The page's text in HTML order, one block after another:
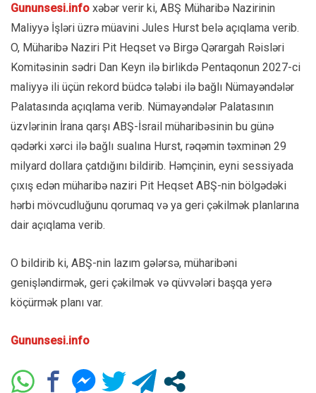
Gununsesi.info xəbər verir ki, ABŞ Müharibə Nazirinin
Maliyyə İşləri üzrə müavini Jules Hurst belə açıqlama verib.
O, Müharibə Naziri Pit Heqset və Birgə Qərargah Rəisləri
Komitəsinin sədri Dan Keyn ilə birlikdə Pentaqonun 2027-ci
maliyyə ili üçün rekord büdcə tələbi ilə bağlı Nümayəndələr
Palatasında açıqlama verib. Nümayəndələr Palatasının
üzvlərinin İrana qarşı ABŞ-İsrail müharibəsinin bu günə
qədərki xərci ilə bağlı sualına Hurst, rəqəmin təxminən 29
milyard dollara çatdığını bildirib. Həmçinin, eyni sessiyada
çıxış edən müharibə naziri Pit Heqset ABŞ-nin bölgədəki
hərbi mövcudluğunu qorumaq və ya geri çəkilmək planlarına
dair açıqlama verib.
O bildirib ki, ABŞ-nin lazım gələrsə, müharibəni
genişləndirmək, geri çəkilmək və qüvvələri başqa yerə
köçürmək planı var.
Gununsesi.info